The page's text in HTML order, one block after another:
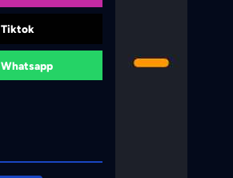
Tiktok
Whatsapp